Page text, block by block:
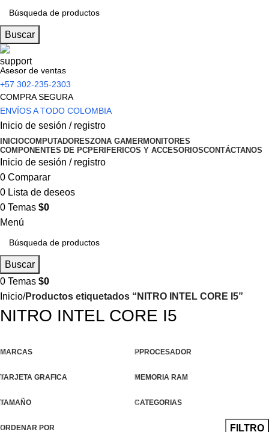
Buscar
Asesor de ventas
+57 302-235-2303
COMPRA SEGURA
ENVÍOS A TODO COLOMBIA
Inicio de sesión / registro
INICIOCOMPUTADORESZONA GAMERMONITORES
COMPONENTES DE PCPERIFERICOS Y ACCESORIOSCONTÁCTANOS
Inicio de sesión / registro
0 Comparar
0 Lista de deseos
0 Temas $0
Menú
Buscar
0 Temas $0
Inicio Productos etiquetados “NITRO INTEL CORE I5”
Compra tu computador, repuesto o accesorio a crédito hasta
Ya es hora de tener lo mejor en tecnología, no te pierdas
tu cupo de crédito Addi
NITRO INTEL CORE I5
MARCAS PPROCESADOR
TARJETA GRAFICA MEMORIA RAM
TAMAÑO CATEGORIAS
ORDENAR POR FILTRO